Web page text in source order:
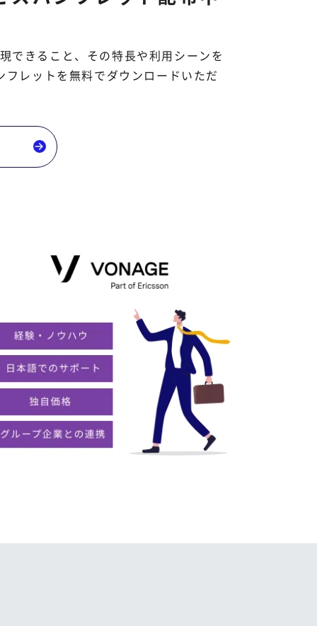
できること、その特長や利用シーンを
レットを無料でダウンロードいただ